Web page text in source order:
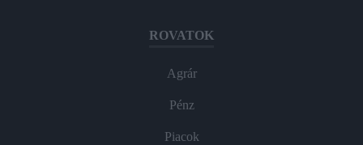
ROVATOK
Agrár
Pénz
Piacok